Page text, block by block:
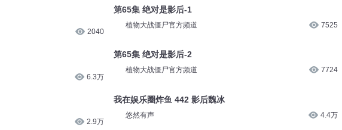
2040
6.3万
2.9万
第65集 绝对是影后-1
植物大战僵尸官方频道 7525
第65集 绝对是影后-2
植物大战僵尸官方频道 7724
我在娱乐圈炸鱼 442 影后魏冰
悠然有声 4.4万